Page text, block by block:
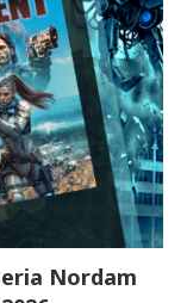
Nordam